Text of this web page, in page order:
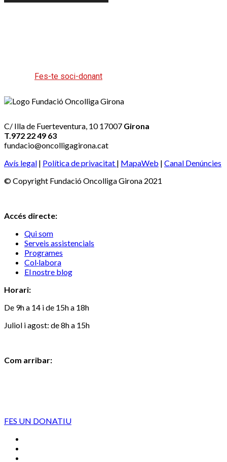
Fes-te soci-donant
C/ Illa de Fuerteventura, 10 17007 Girona
T.972 22 49 63
fundacio@oncolligagirona.cat
Avís legal | Política de privacitat | MapaWeb | Canal Denúncies
© Copyright Fundació Oncolliga Girona 2021
Accés directe:
Qui som
Serveis assistencials
Programes
Col·labora
El nostre blog
Horari:
De 9h a 14 i de 15h a 18h
Juliol i agost: de 8h a 15h
Com arribar:
FES UN DONATIU